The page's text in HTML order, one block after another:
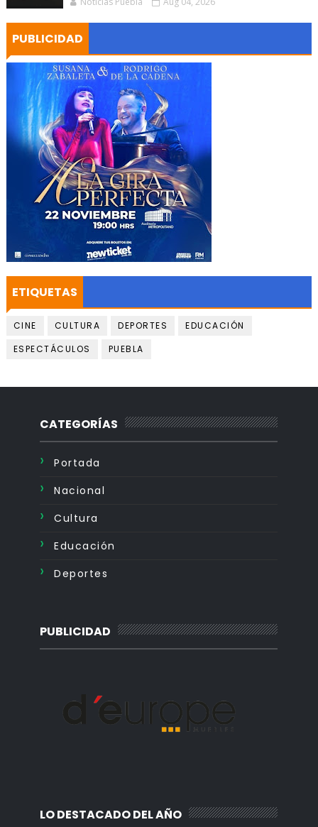
PUBLICIDAD
ETIQUETAS
CINE CULTURA DEPORTES
EDUCACIÓN
ESPECTÁCULOS
PUEBLA
CATEGORÍAS
Portada
Nacional
Cultura
Educación
Deportes
PUBLICIDAD
LO DESTACADO DEL AÑO